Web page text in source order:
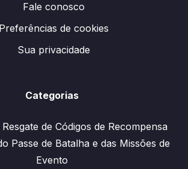
Fale conosco
Preferências de cookies
Sua privacidade
Categorias
de Códigos de Recompensa
Passe de Batalha e das Missões de
Evento